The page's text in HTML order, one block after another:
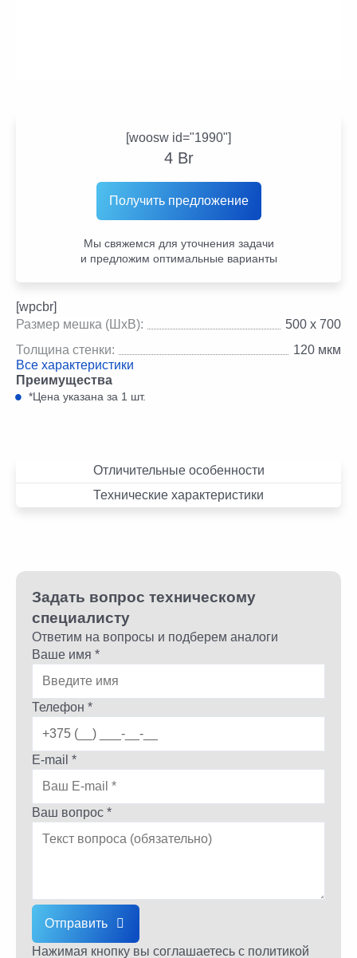
[woosw id="1990"]
4 Br
Получить предложение
Мы свяжемся для уточнения задачи
и предложим оптимальные варианты
[wpcbr]
Размер мешка (ШхВ):
500 х 700
Толщина стенки:
120 мкм
Все характеристики
Преимущества
*Цена указана за 1 шт.
Отличительные особенности
Технические характеристики
Задать вопрос техническому
специалисту
Ответим на вопросы и подберем аналоги
Ваше имя *
Телефон *
E-mail *
Ваш вопрос *
Отправить
Нажимая кнопку вы соглашаетесь с политикой